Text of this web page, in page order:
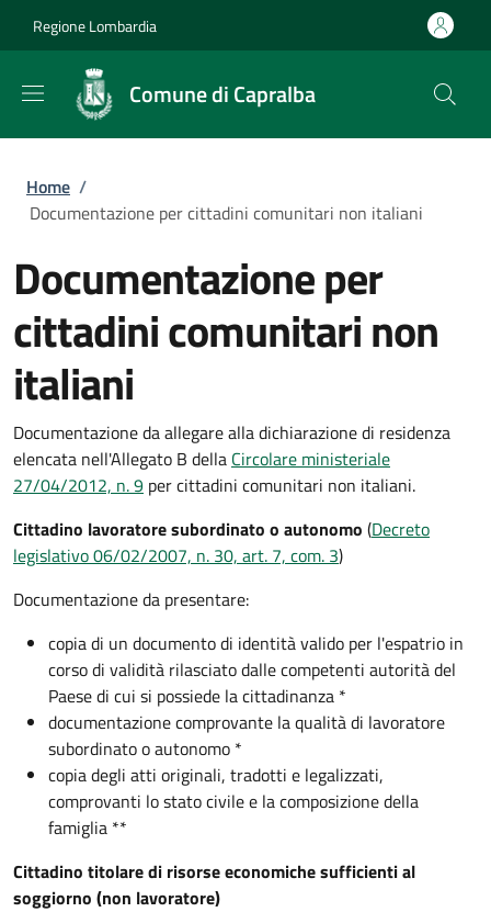
Regione Lombardia
Comune di Capralba
Briciole di pane
Home /
Documentazione per cittadini comunitari non italiani
Documentazione per
cittadini comunitari non
italiani
Documentazione da allegare alla dichiarazione di residenza
elencata nell'Allegato B della Circolare ministeriale
27/04/2012, n. 9 per cittadini comunitari non italiani.
Cittadino lavoratore subordinato o autonomo (Decreto
legislativo 06/02/2007, n. 30, art. 7, com. 3)
Documentazione da presentare:
copia di un documento di identità valido per l'espatrio in
corso di validità rilasciato dalle competenti autorità del
Paese di cui si possiede la cittadinanza *
documentazione comprovante la qualità di lavoratore
subordinato o autonomo *
copia degli atti originali, tradotti e legalizzati,
comprovanti lo stato civile e la composizione della
famiglia **
Cittadino titolare di risorse economiche sufficienti al
soggiorno (non lavoratore)